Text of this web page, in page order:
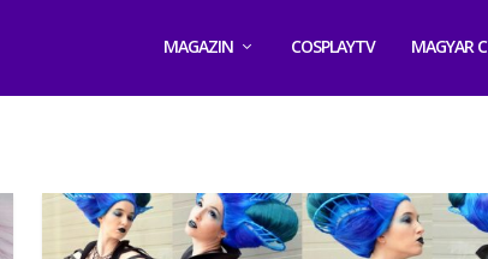
MAGAZIN COSPLAYTV MAGYAR